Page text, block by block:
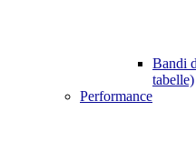
Bandi
tabelle)
Performance